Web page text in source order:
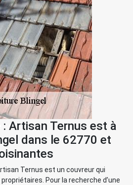
Artisan Ternus est à
dans le 62770 et
Ternus est un couvreur qui
Pour la recherche d’une